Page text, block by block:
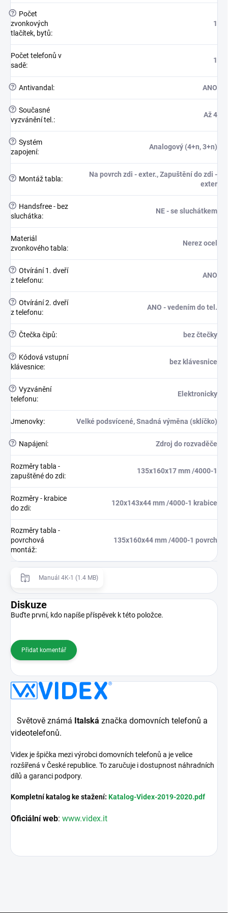
?
Počet
zvonkových
tlačítek, bytů:
1
Počet telefonů v
sadě:
1
? Antivandal: ANO
? Současné
vyzvánění tel.:
Až 4
? Systém
zapojení:
Analogový (4+n, 3+n)
? Montáž tabla:
Na povrch zdi - exter., Zapuštění do zdi -
exter
?
Handsfree - bez
sluchátka:
NE - se sluchátkem
Materiál
zvonkového tabla:
Nerez ocel
? Otvírání 1. dveří
z telefonu:
ANO
? Otvírání 2. dveří
z telefonu:
ANO - vedením do tel.
? Čtečka čipů: bez čtečky
?
Kódová vstupní
klávesnice:
bez klávesnice
? Vyzvánění
telefonu:
Elektronicky
Jmenovky: Velké podsvícené, Snadná výměna (sklíčko)
? Napájení: Zdroj do rozvaděče
Rozměry tabla -
zapuštěné do zdi:
135x160x17 mm /4000-1
Rozměry - krabice
do zdi:
120x143x44 mm /4000-1 krabice
Rozměry tabla -
povrchová
montáž:
135x160x44 mm /4000-1 povrch
Manuál 4K-1 (1.4 MB)
Diskuze
Buďte první, kdo napíše příspěvek k této položce.
Přidat komentář
Světově známá Italská značka domovních telefonů a
videotelefonů.
Videx je špička mezi výrobci domovních telefonů a je velice
rozšířená v České republice. To zaručuje i dostupnost náhradních
dílů a garanci podpory.
Kompletní katalog ke stažení: Katalog-Videx-2019-2020.pdf
Oficiální web: www.videx.it